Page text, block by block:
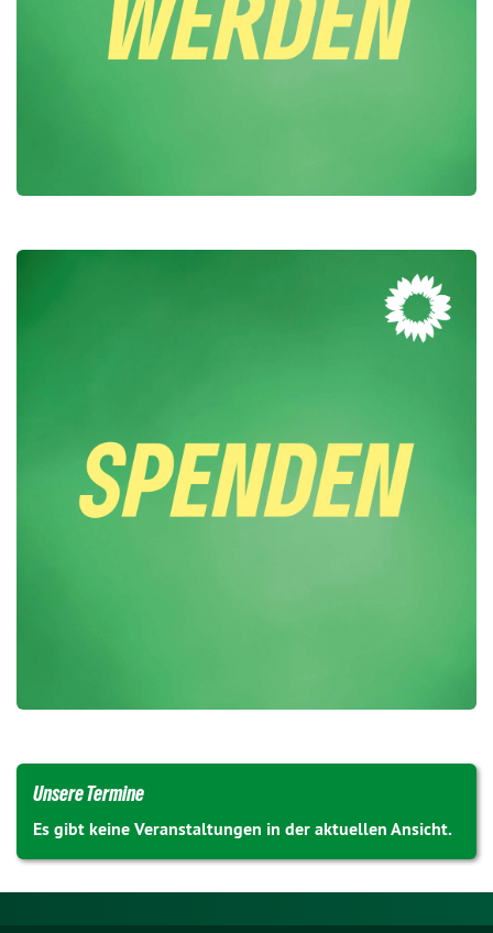
Unsere Termine
Es gibt keine Veranstaltungen in der aktuellen Ansicht.